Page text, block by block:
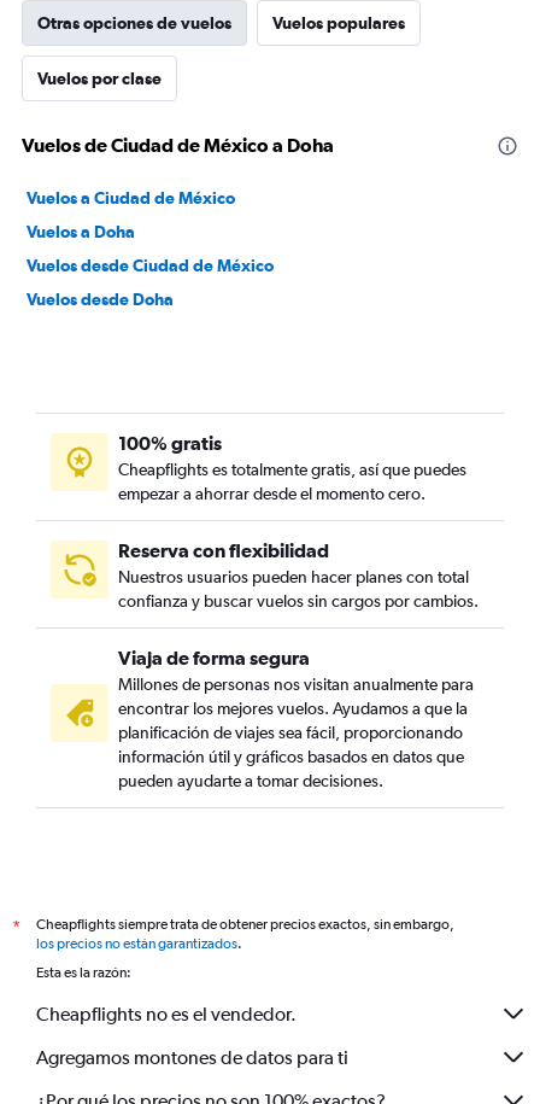
Otras opciones de vuelos Vuelos populares
Vuelos por clase
Vuelos de Ciudad de México a Doha
Vuelos a Ciudad de México
Vuelos a Doha
Vuelos desde Ciudad de México
Vuelos desde Doha
100% gratis
Cheapflights es totalmente gratis, así que puedes
empezar a ahorrar desde el momento cero.
Reserva con flexibilidad
Nuestros usuarios pueden hacer planes con total
confianza y buscar vuelos sin cargos por cambios.
Viaja de forma segura
Millones de personas nos visitan anualmente para
encontrar los mejores vuelos. Ayudamos a que la
planificación de viajes sea fácil, proporcionando
información útil y gráficos basados en datos que
pueden ayudarte a tomar decisiones.
*
Cheapflights siempre trata de obtener precios exactos, sin embargo,
los precios no están garantizados.
Esta es la razón:
Cheapflights no es el vendedor.
Agregamos montones de datos para ti